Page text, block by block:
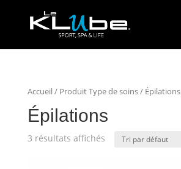
Accueil/ Produit Type de soins / Épilations
Épilations
3 résultats affichés